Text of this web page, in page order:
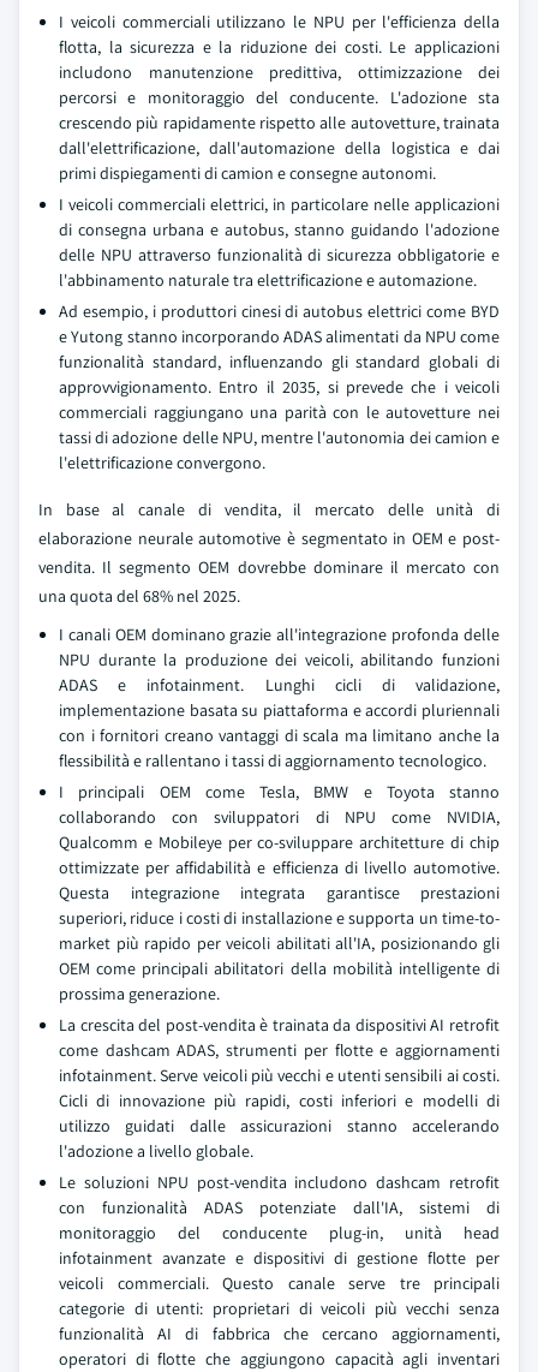
I veicoli commerciali utilizzano le NPU per l'efficienza della
flotta, la sicurezza e la riduzione dei costi. Le applicazioni
includono manutenzione predittiva, ottimizzazione dei
percorsi e monitoraggio del conducente. L'adozione sta
crescendo più rapidamente rispetto alle autovetture, trainata
dall'elettrificazione, dall'automazione della logistica e dai
primi dispiegamenti di camion e consegne autonomi.
I veicoli commerciali elettrici, in particolare nelle applicazioni
di consegna urbana e autobus, stanno guidando l'adozione
delle NPU attraverso funzionalità di sicurezza obbligatorie e
l'abbinamento naturale tra elettrificazione e automazione.
Ad esempio, i produttori cinesi di autobus elettrici come BYD
e Yutong stanno incorporando ADAS alimentati da NPU come
funzionalità standard, influenzando gli standard globali di
approvvigionamento. Entro il 2035, si prevede che i veicoli
commerciali raggiungano una parità con le autovetture nei
tassi di adozione delle NPU, mentre l'autonomia dei camion e
l'elettrificazione convergono.
In base al canale di vendita, il mercato delle unità di
elaborazione neurale automotive è segmentato in OEM e post-
vendita. Il segmento OEM dovrebbe dominare il mercato con
una quota del 68% nel 2025.
I canali OEM dominano grazie all'integrazione profonda delle
NPU durante la produzione dei veicoli, abilitando funzioni
ADAS e infotainment. Lunghi cicli di validazione,
implementazione basata su piattaforma e accordi pluriennali
con i fornitori creano vantaggi di scala ma limitano anche la
flessibilità e rallentano i tassi di aggiornamento tecnologico.
I principali OEM come Tesla, BMW e Toyota stanno
collaborando con sviluppatori di NPU come NVIDIA,
Qualcomm e Mobileye per co-sviluppare architetture di chip
ottimizzate per affidabilità e efficienza di livello automotive.
Questa integrazione integrata garantisce prestazioni
superiori, riduce i costi di installazione e supporta un time-to-
market più rapido per veicoli abilitati all'IA, posizionando gli
OEM come principali abilitatori della mobilità intelligente di
prossima generazione.
La crescita del post-vendita è trainata da dispositivi AI retrofit
come dashcam ADAS, strumenti per flotte e aggiornamenti
infotainment. Serve veicoli più vecchi e utenti sensibili ai costi.
Cicli di innovazione più rapidi, costi inferiori e modelli di
utilizzo guidati dalle assicurazioni stanno accelerando
l'adozione a livello globale.
Le soluzioni NPU post-vendita includono dashcam retrofit
con funzionalità ADAS potenziate dall'IA, sistemi di
monitoraggio del conducente plug-in, unità head
infotainment avanzate e dispositivi di gestione flotte per
veicoli commerciali. Questo canale serve tre principali
categorie di utenti: proprietari di veicoli più vecchi senza
funzionalità AI di fabbrica che cercano aggiornamenti,
operatori di flotte che aggiungono capacità agli inventari